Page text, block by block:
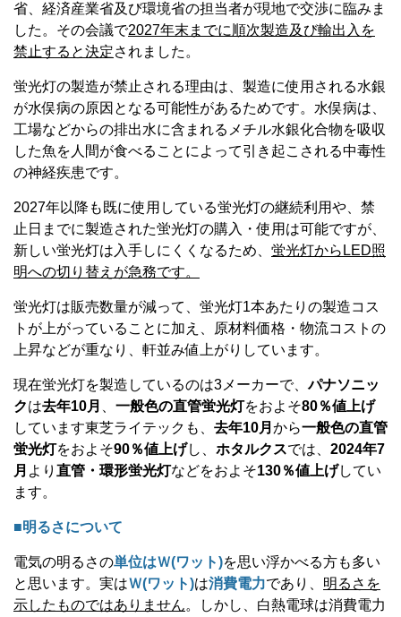
省、経済産業省及び環境省の担当者が現地で交渉に臨みま
した。その会議で2027年末までに順次製造及び輸出入を
禁止すると決定されました。
蛍光灯の製造が禁止される理由は、製造に使用される水銀
が水俣病の原因となる可能性があるためです。水俣病は、
工場などからの排出水に含まれるメチル水銀化合物を吸収
した魚を人間が食べることによって引き起こされる中毒性
の神経疾患です。
2027年以降も既に使用している蛍光灯の継続利用や、禁
止日までに製造された蛍光灯の購入・使用は可能ですが、
新しい蛍光灯は入手しにくくなるため、 蛍光灯から LED照
明への切り替えが急務です。
蛍光灯は販売数量が減って、蛍光灯1本あたりの製造コス
トが上がっていることに加え、原材料価格・物流コストの
上昇などが重なり、軒並み値上がりしています。
現在蛍光灯を製造しているのは3 メーカーで、パナソニッ
クは去年10月 一般色の直管蛍光灯をおよそ80％値上げ
しています東芝ライテックも、 去年10月 から一般色の直管
蛍光灯をおよそ90％値上げし、 ホタルクスでは、 2024年7
月 より 直管・環形蛍光灯などをおよそ130％値上げしてい
ます。
■明るさについて
電気の明るさの単位はＷ(ワット)を思い浮かべる方も多い
と思います。実はＷ(ワット)は消費電力であり、 明るさを
示したものではありません。しかし、白熱電球は消費電力